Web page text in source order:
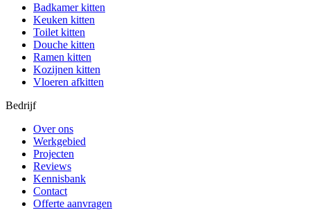
Badkamer kitten
Keuken kitten
Toilet kitten
Douche kitten
Ramen kitten
Kozijnen kitten
Vloeren afkitten
Bedrijf
Over ons
Werkgebied
Projecten
Reviews
Kennisbank
Contact
Offerte aanvragen